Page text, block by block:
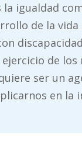
la igualdad
de la vida
de
ser un
en la